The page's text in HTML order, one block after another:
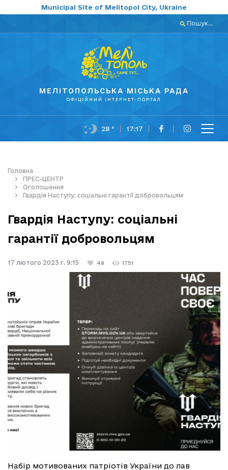
Municipal Site of Melitopol City, Ukraine
Пошук...
МЕЛІТОПОЛЬСЬКА МІСЬКА РАДА
ОФІЦІЙНИЙ ІНТЕРНЕТ-ПОРТАЛ
28 ° 17:17
Головна
ПРЕС-ЦЕНТР
Оголошення
Гвардія Наступу: соціальні гарантії добровольцям
Гвардія Наступу: соціальні
гарантії добровольцям
17 лютого 2023 г. 9:15 48 1751
Набір мотивованих патріотів України до лав